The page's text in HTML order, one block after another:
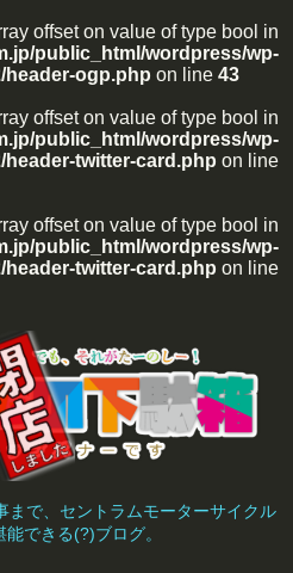
offset on value of type bool in
public_html/wordpress/wp-
ogp.php on line 43
offset on value of type bool in
public_html/wordpress/wp-
twitter-card.php on line
offset on value of type bool in
public_html/wordpress/wp-
twitter-card.php on line
まで、セントラムモーターサイクル
できる(?)ブログ。